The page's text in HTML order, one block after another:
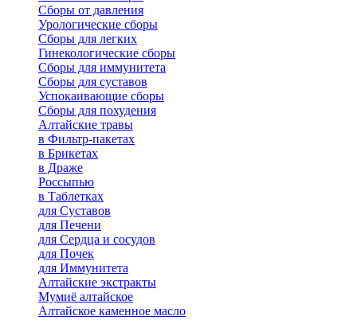
Сборы от давления
Урологические сборы
Сборы для легких
Гинекологические сборы
Сборы для иммунитета
Сборы для суставов
Успокаивающие сборы
Сборы для похудения
Алтайские травы
в Фильтр-пакетах
в Брикетах
в Драже
Россыпью
в Таблетках
для Cуставов
для Печени
для Сердца и сосудов
для Почек
для Иммунитета
Алтайские экстракты
Мумиё алтайское
Алтайское каменное масло